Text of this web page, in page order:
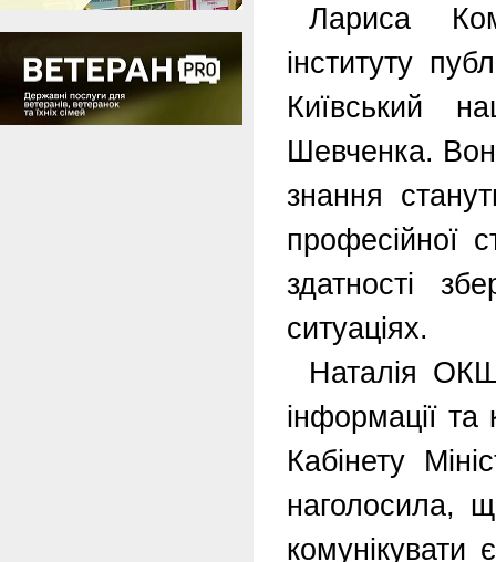
Лариса
інституту
Київський
Шевченка.
знання
професійної
здатності
ситуаціях.
Наталія
інформації та
Кабінету
наголосила,